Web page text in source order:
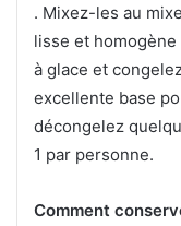
. Mixez-les au
lisse et
à glace et
excellente base
décongelez
1 par personne.
Comment